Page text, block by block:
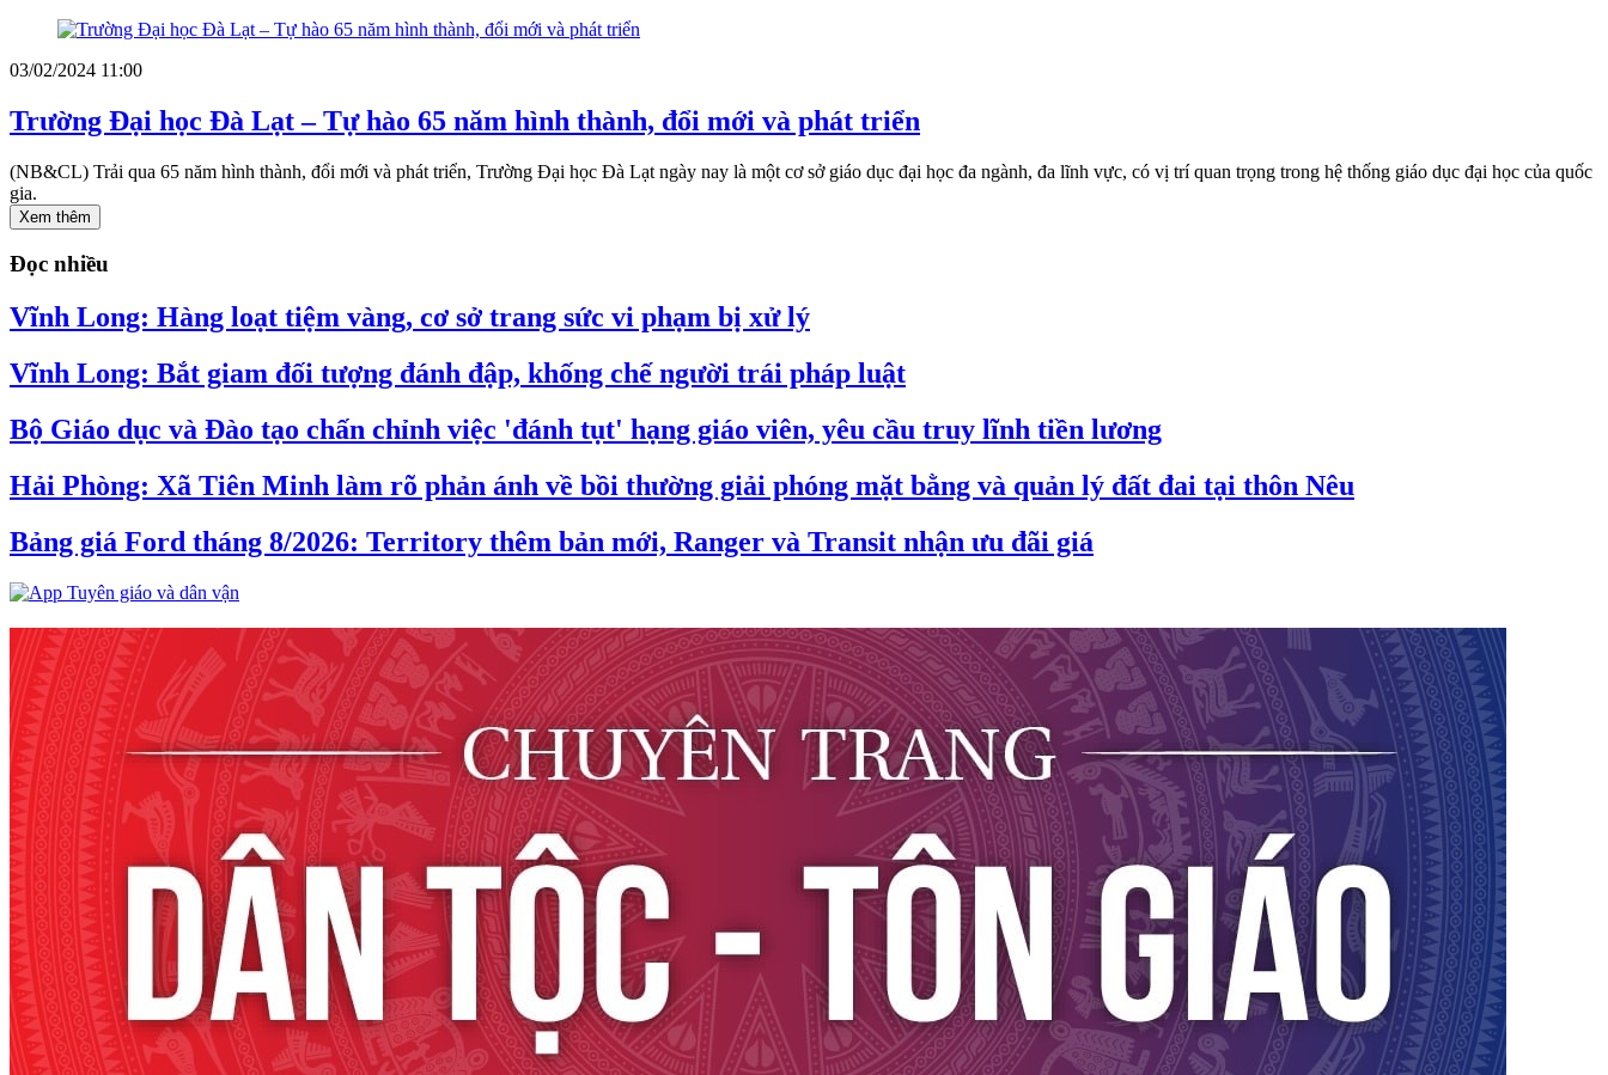
03/02/2024 11:00
Trường Đại học Đà Lạt – Tự hào 65 năm hình thành, đổi mới và phát triển
(NB&CL) Trải qua 65 năm hình thành, đổi mới và phát triển, Trường Đại học Đà Lạt ngày nay là một cơ sở giáo dục đại học đa ngành, đa lĩnh vực, có vị trí quan trọng trong hệ thống giáo dục đại học của quốc
gia.
Xem thêm
Đọc nhiều
Vĩnh Long: Hàng loạt tiệm vàng, cơ sở trang sức vi phạm bị xử lý
Vĩnh Long: Bắt giam đối tượng đánh đập, khống chế người trái pháp luật
Bộ Giáo dục và Đào tạo chấn chỉnh việc 'đánh tụt' hạng giáo viên, yêu cầu truy lĩnh tiền lương
Hải Phòng: Xã Tiên Minh làm rõ phản ánh về bồi thường giải phóng mặt bằng và quản lý đất đai tại thôn Nêu
Bảng giá Ford tháng 8/2026: Territory thêm bản mới, Ranger và Transit nhận ưu đãi giá